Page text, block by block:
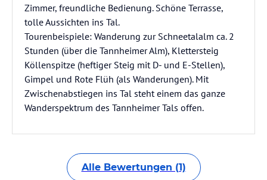
Zimmer, freundliche Bedienung. Schöne Terrasse,
tolle Aussichten ins Tal.
Tourenbeispiele: Wanderung zur Schneetalalm ca. 2
Stunden (über die Tannheimer Alm), Klettersteig
Köllenspitze (heftiger Steig mit D- und E-Stellen),
Gimpel und Rote Flüh (als Wanderungen). Mit
Zwischenabstiegen ins Tal steht einem das ganze
Wanderspektrum des Tannheimer Tals offen.
Alle Bewertungen (1)